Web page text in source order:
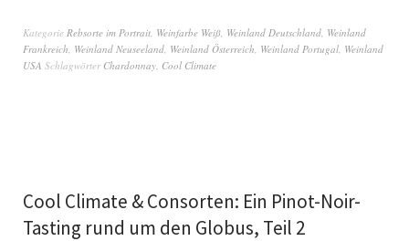
Kategorie Rebsorte im Portrait Weinfarbe Weiß Weinland Deutschland Weinland
Frankreich Weinland Neuseeland Weinland Österreich Weinland Portugal Weinland
USA Schlagwörter Chardonnay Cool Climate
Cool Climate & Consorten: Ein Pinot-Noir-
Tasting rund um den Globus, Teil 2